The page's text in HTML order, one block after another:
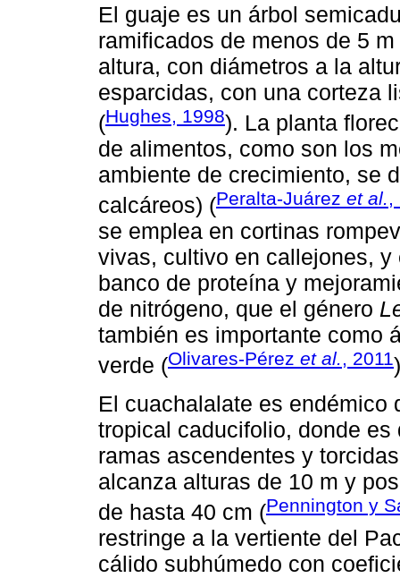
El guaje es un árbol
ramificados de menos de 5
altura, con diámetros a la
esparcidas, con una corteza
(Hughes, 1998). La planta
de alimentos, como son los
ambiente de crecimiento, se
calcáreos) (Peralta-Juárez et al.,
se emplea en cortinas
vivas, cultivo en callejones,
banco de proteína y
de nitrógeno, que el género
también es importante como
verde (Olivares-Pérez et al., 2011
El cuachalalate es endémico
tropical caducifolio, donde
ramas ascendentes y
alcanza alturas de 10 m y
de hasta 40 cm (Pennington y
restringe a la vertiente del
cálido subhúmedo con